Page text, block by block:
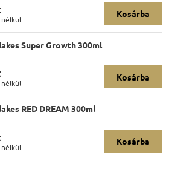
nélkül
Kosárba
Super Growth 300ml
nélkül
Kosárba
RED DREAM 300ml
nélkül
Kosárba